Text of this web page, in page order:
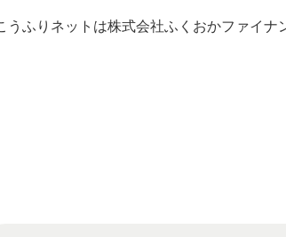
うふりネットは株式会社ふくおかファイナ